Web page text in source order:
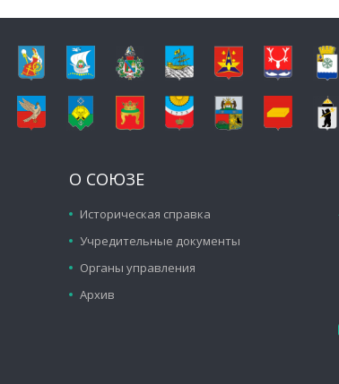
О СОЮЗЕ
Историческая справка
Учредительные документы
Органы управления
Архив